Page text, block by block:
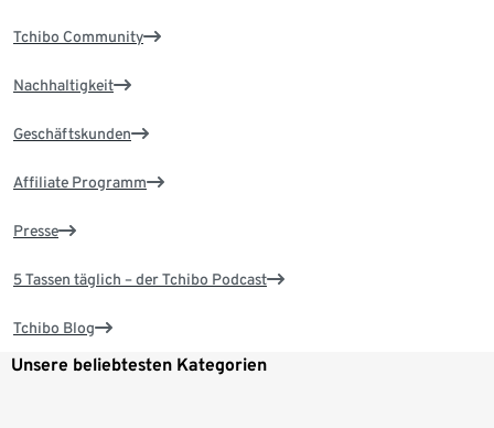
Tchibo Community
Nachhaltigkeit
Geschäftskunden
Affiliate Programm
Presse
5 Tassen täglich – der Tchibo Podcast
Tchibo Blog
Unsere beliebtesten Kategorien